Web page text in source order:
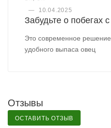
—
10.04.2025
Забудьте о побегах
Это современное
удобного выпаса овец
Отзывы
ОСТАВИТЬ ОТЗЫВ